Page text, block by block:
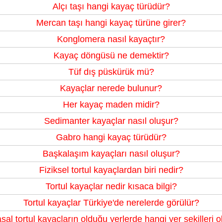
Alçı taşı hangi kayaç türüdür?
Mercan taşı hangi kayaç türüne girer?
Konglomera nasıl kayaçtır?
Kayaç döngüsü ne demektir?
Tüf dış püskürük mü?
Kayaçlar nerede bulunur?
Her kayaç maden midir?
Sedimanter kayaçlar nasıl oluşur?
Gabro hangi kayaç türüdür?
Başkalaşım kayaçları nasıl oluşur?
Fiziksel tortul kayaçlardan biri nedir?
Tortul kayaçlar nedir kısaca bilgi?
Tortul kayaçlar Türkiye'de nerelerde görülür?
tortul kayaçların olduğu yerlerde hangi yer şekilleri